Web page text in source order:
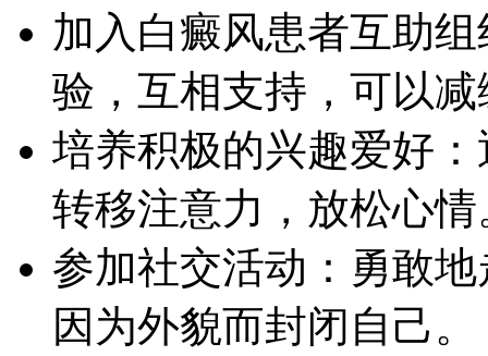
加入白癜风患者互助
验，互相支持，可以
培养积极的兴趣爱好
转移注意力，放松心情
参加社交活动：勇敢
因为外貌而封闭自己。